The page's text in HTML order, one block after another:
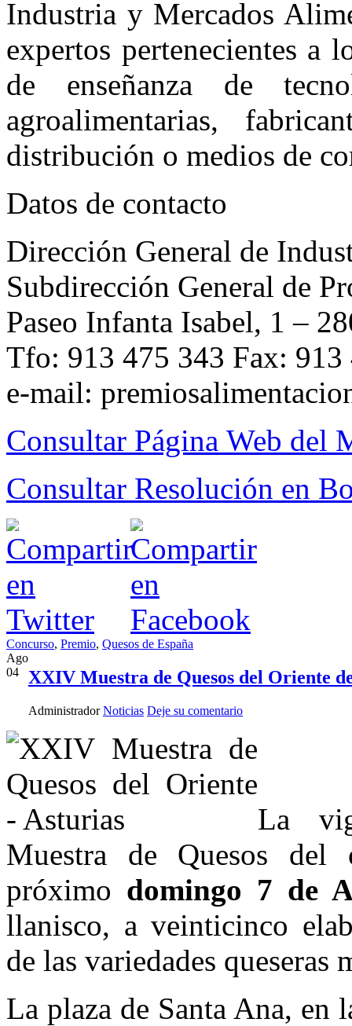
Industria y Mercados
expertos pertenecientes a
de enseñanza de
agroalimentarias,
distribución o medios de
Datos de contacto
Dirección General de
Subdirección General de
Paseo Infanta Isabel, 1 –
Tfo: 913 475 343 Fax: 913
e-mail:
Consultar Página Web
Consultar Resolución en
Concurso, Premio, Quesos de España
Ago
04
XXIV Muestra de Quesos del Oriente
Administrador Noticias Deje su comentario
La
Muestra de Quesos del
próximo domingo 7 de
llanisco, a veinticinco
de las variedades queseras
La plaza de Santa Ana, en